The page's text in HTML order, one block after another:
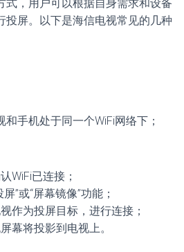
式，用户可以根据自身需求和设备
投屏。以下是海信电视常见的几种
和手机处于同一个WiFi网络下；
WiFi已连接；
”或“屏幕镜像”功能；
作为投屏目标，进行连接；
幕将投影到电视上。